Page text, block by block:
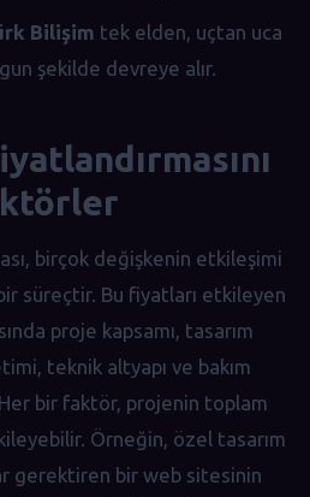
Bilişim tek elden, uçtan uca
şekilde devreye alır.
birçok değişkenin etkileşimi
süreçtir. Bu fiyatları etkileyen
proje kapsamı, tasarım
teknik altyapı ve bakım
bir faktör, projenin toplam
Örneğin, özel tasarım
gerektiren bir web sitesinin